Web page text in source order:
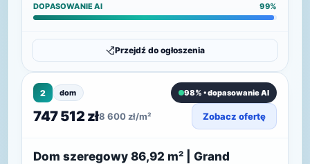
DOPASOWANIE AI 99%
Przejdź do ogłoszenia
2 dom 98% • dopasowanie AI
747 512 zł8 600 zł/m² Zobacz ofertę
Dom szeregowy 86,92 m² | Grand